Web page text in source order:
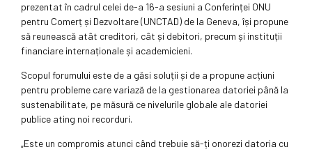
prezentat în cadrul celei de-a 16-a sesiuni a Conferinței ONU
pentru Comerț și Dezvoltare (UNCTAD) de la Geneva, își propune
să reunească atât creditori, cât și debitori, precum și instituții
financiare internaționale și academicieni.
Scopul forumului este de a găsi soluții și de a propune acțiuni
pentru probleme care variază de la gestionarea datoriei până la
sustenabilitate, pe măsură ce nivelurile globale ale datoriei
publice ating noi recorduri.
„Este un compromis atunci când trebuie să-ți onorezi datoria cu